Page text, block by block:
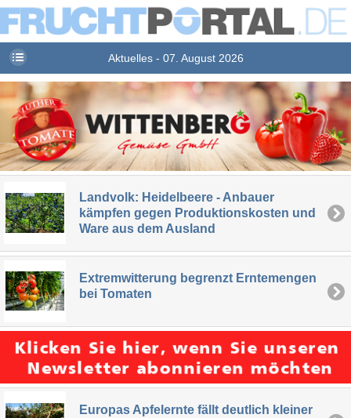
Aktuelles - 07. August 2026
Landvolk: Heidelbeere - Anbauer
kämpfen gegen Produktionskosten und
Ware aus dem Ausland
Extremwitterung begrenzt Erntemengen
bei Tomaten
Europas Apfelernte fällt deutlich kleiner